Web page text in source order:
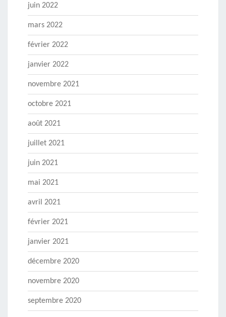
juin 2022
mars 2022
février 2022
janvier 2022
novembre 2021
octobre 2021
août 2021
juillet 2021
juin 2021
mai 2021
avril 2021
février 2021
janvier 2021
décembre 2020
novembre 2020
septembre 2020